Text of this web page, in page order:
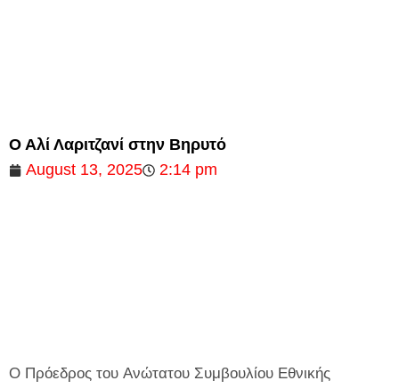
Ο Αλί Λαριτζανί στην Βηρυτό
August 13, 2025
2:14 pm
Ο Πρόεδρος του Ανώτατου Συμβουλίου Εθνικής